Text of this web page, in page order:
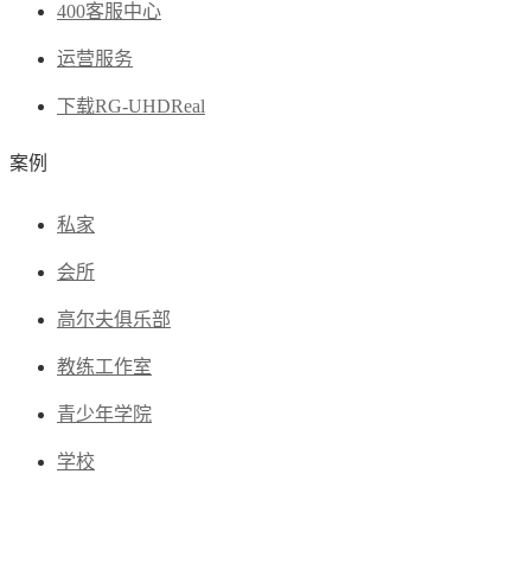
400客服中心
运营服务
下载RG-UHDReal
案例
私家
会所
高尔夫俱乐部
教练工作室
青少年学院
学校